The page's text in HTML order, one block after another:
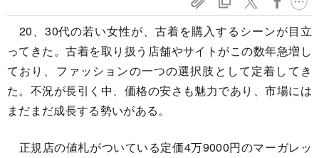
20、30代の若い女性が、古着を購入するシーンが目立
ってきた。古着を取り扱う店舗やサイトがこの数年急増し
ており、ファッションの一つの選択肢として定着してき
た。不況が長引く中、価格の安さも魅力であり、市場には
まだまだ成長する勢いがある。
正規店の値札がついている定価4万9000円のマーガレッ